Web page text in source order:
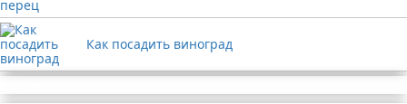
Как посадить виноград